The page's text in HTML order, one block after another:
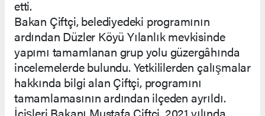
etti.
Bakan Çiftçi, belediyedeki programının
ardından Düzler Köyü Yılanlık mevkisinde
yapımı tamamlanan grup yolu güzergâhında
incelemelerde bulundu. Yetkililerden çalışmalar
hakkında bilgi alan Çiftçi, programını
tamamlamasının ardından ilçeden ayrıldı.
İçişleri Bakanı Mustafa Çiftçi, 2021 yılında